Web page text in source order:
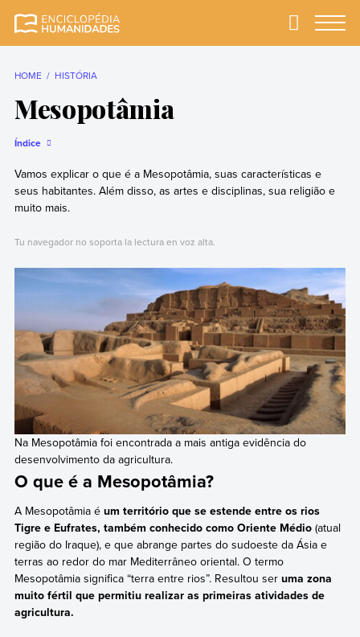
completa e mais
Primary
HOME HISTÓRIA
Mesopotâmia
Índice
Vamos explicar o que é a Mesopotâmia, suas características e
seus habitantes. Além disso, as artes e disciplinas, sua religião e
muito mais.
Tu navegador no soporta la lectura en voz alta.
Na Mesopotâmia foi encontrada a mais antiga evidência do
desenvolvimento da agricultura.
O que é a Mesopotâmia?
A Mesopotâmia é um território que se estende entre os rios
Tigre e Eufrates, também conhecido como Oriente Médio(atual
região do Iraque), e que abrange partes do sudoeste da Ásia e
terras ao redor do mar Mediterrâneo oriental. O termo
Mesopotâmia significa “terra entre rios”. Resultou ser uma zona
muito fértil que permitiu realizar as primeiras atividades de
agricultura.